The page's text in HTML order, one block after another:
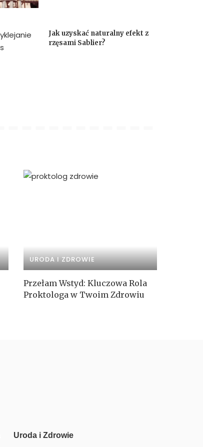
Jak uzyskać naturalny efekt z
rzęsami Sablier?
URODA I ZDROWIE
Przełam Wstyd: Kluczowa Rola
Proktologa w Twoim Zdrowiu
Uroda i Zdrowie